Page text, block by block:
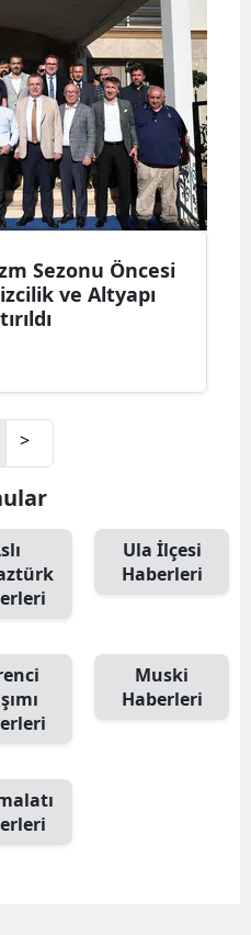
Sezonu Öncesi
ve Altyapı
>
Ula İlçesi
Haberleri
Muski
Haberleri